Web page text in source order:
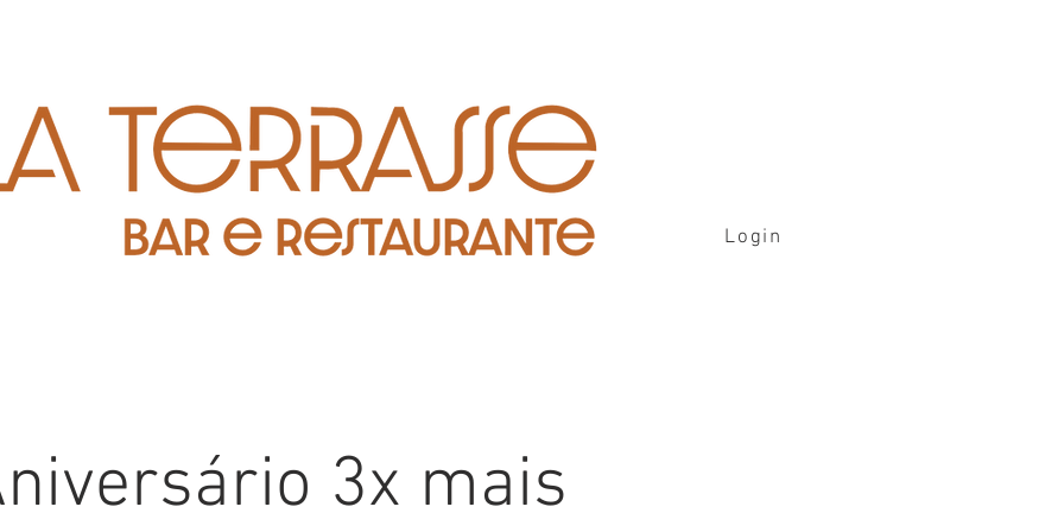
Login
3x mais